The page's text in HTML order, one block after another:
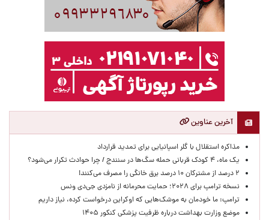
آخرین عناوین
مذاکره استقلال با گلر اسپانیایی برای تمدید قرارداد
یک ماه، ۴ کودک قربانی حمله سگ‌ها در سنندج / چرا حوادث تکرار می‌شود؟
۲ درصد از مشترکان ۱۰ درصد برق خانگی را مصرف می‌کنند!
نسخه ترامپ برای ۲۰۲۸؛ حمایت محرمانه از نامزدی جی‌دی ونس
ترامپ: ما خودمان به موشک‌هایی که اوکراین درخواست کرده، نیاز داریم
موضع وزارت بهداشت درباره ظرفیت پزشکی کنکور ۱۴۰۵